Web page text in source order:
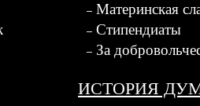
Материнская
Стипендиаты
За
ИСТОРИЯ